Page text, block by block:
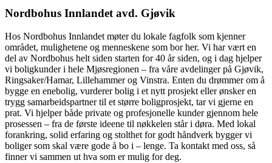
Nordbohus Innlandet avd. Gjøvik
Hos Nordbohus Innlandet møter du lokale fagfolk som kjenner
området, mulighetene og menneskene som bor her. Vi har vært en
del av Nordbohus helt siden starten for 40 år siden, og i dag hjelper
vi boligkunder i hele Mjøsregionen – fra våre avdelinger på Gjøvik,
Ringsaker/Hamar, Lillehammer og Vinstra. Enten du drømmer om å
bygge en enebolig, vurderer bolig i et nytt prosjekt eller ønsker en
trygg samarbeidspartner til et større boligprosjekt, tar vi gjerne en
prat. Vi hjelper både private og profesjonelle kunder gjennom hele
prosessen – fra de første ideene til nøkkelen står i døra. Med lokal
forankring, solid erfaring og stolthet for godt håndverk bygger vi
boliger som skal være gode å bo i – lenge. Ta kontakt med oss, så
finner vi sammen ut hva som er mulig for deg.